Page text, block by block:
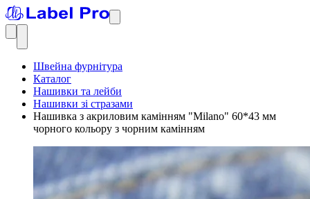
Швейна фурнітура
Каталог
Нашивки та лейби
Нашивки зі стразами
Нашивка з акриловим камінням "Milano" 60*43 мм
чорного кольору з чорним камінням